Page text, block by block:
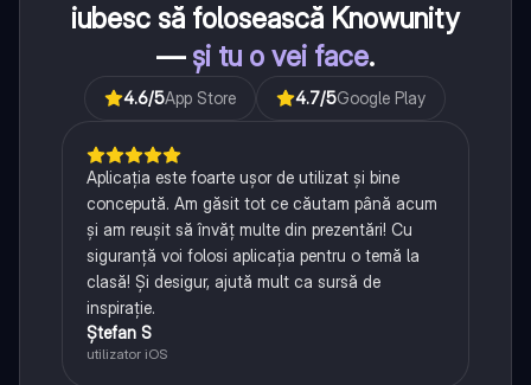
iubesc să folosească Knowunity
— și tu o vei face.
4.6/5App Store 4.7/5Google Play
Aplicația este foarte ușor de utilizat și bine
concepută. Am găsit tot ce căutam până acum
și am reușit să învăț multe din prezentări! Cu
siguranță voi folosi aplicația pentru o temă la
clasă! Și desigur, ajută mult ca sursă de
inspirație.
Ștefan S
utilizator iOS